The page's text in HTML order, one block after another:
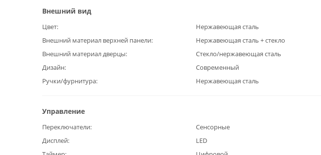
Внешний вид
Цвет
Нержавеющая сталь
Внешний материал верхней панели
Нержавеющая сталь + стекло
Внешний материал дверцы
Стекло/нержавеющая сталь
Дизайн
Современный
Ручки/фурнитура
Нержавеющая сталь
Управление
Переключатели
Сенсорные
Дисплей
LED